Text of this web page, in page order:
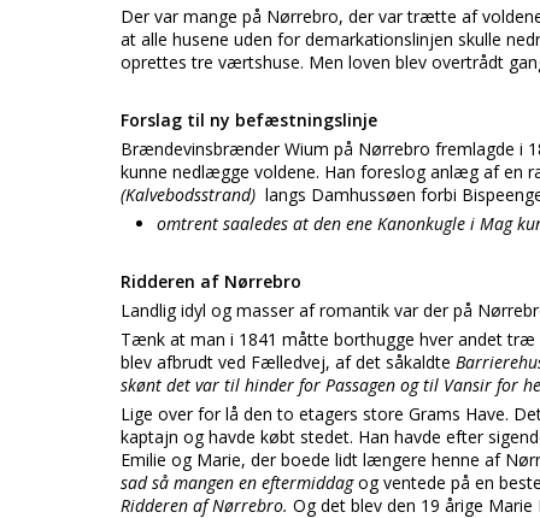
Der var mange på Nørrebro, der var trætte af
at alle husene uden for demarkationslinjen skulle
oprettes tre værtshuse. Men loven blev overtrådt
Forslag til ny befæstningslinje
Brændevinsbrænder Wium på Nørrebro fremlagde i
kunne nedlægge voldene. Han foreslog anlæg af en
(Kalvebodsstrand) langs Damhussøen forbi
omtrent saaledes at den ene Kanonkugle i Mag
Ridderen af Nørrebro
Landlig idyl og masser af romantik var der på
Tænk at man i 1841 måtte borthugge hver andet
blev afbrudt ved Fælledvej, af det såkaldte
skønt det var til hinder for Passagen og til Vansir for
Lige over for lå den to etagers store Grams Have.
kaptajn og havde købt stedet. Han havde efter
Emilie og Marie, der boede lidt længere henne af
sad så mangen en eftermiddagog ventede på en
Ridderen af Nørrebro. Og det blev den 19 årige